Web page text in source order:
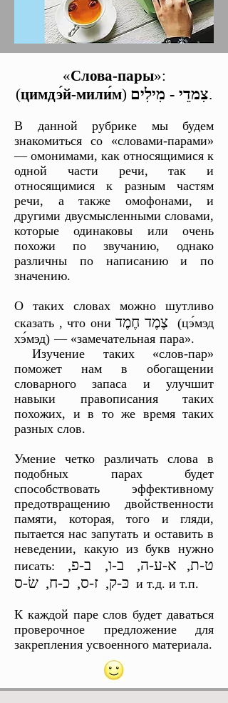
«Слова-пары»:
(цимдэ́й-мили́м) ‎ צִמדֵי - מִילִים‎.
В данной рубрике мы будем
знакомиться со «словами-парами»
— омонимами, как относящимися к
одной части речи, так и
относящимися к разным частям
речи, а также омофонами, и
другими двусмысленными словами,
которые одинаковы или ‎очень
похожи по звучанию, однако
различны по написанию и по
значению.
О таких словах можно шутливо
сказать , что ониצֶמֶד חֶמֶד‎ ‎‎(цэ́мэд
хэ́мэд) — «замечательная пара».
Изучение таких ‎«слов-пар»
поможет нам в обогащении
‎словарного запаса и улучшит
навыки правописания таких
похожих, и в то ‎же время таких
разных слов.
Умение четко различать слова в
подобных парах будет
способствовать эффективному
предотвращению двойственности
памяти, которая, того и ‎гляди,
пытается нас запутать и оставить в
неведении, какую из букв нужно
писать: ‎
ט-ת, א-‏ע-ה, ב-ו, ב-פ,
и т.д. и т.п.
К каждой паре слов будет даваться
‎проверочное предложение для
закрепления усвоенного материала.